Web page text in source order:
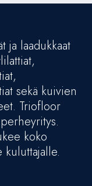
ja laadukkaat
sekä kuivien
Triofloor
koko